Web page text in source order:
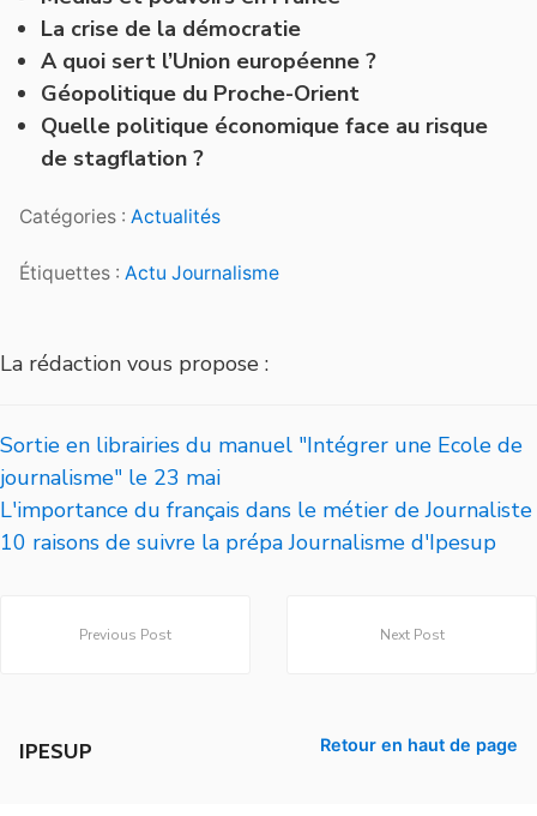
La crise de la démocratie
A quoi sert l’Union européenne ?
Géopolitique du Proche-Orient
Quelle politique économique face au risque
de stagflation ?
Catégories : Actualités
Étiquettes : Actu Journalisme
La rédaction vous propose :
Sortie en librairies du manuel "Intégrer une Ecole de
journalisme" le 23 mai
L'importance du français dans le métier de Journaliste
10 raisons de suivre la prépa Journalisme d'Ipesup
Previous Post Next Post
IPESUP Retour en haut de page